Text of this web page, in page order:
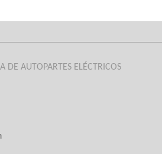
DE AUTOPARTES ELÉCTRICOS